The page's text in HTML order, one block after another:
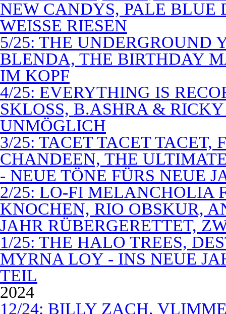
NEW CANDYS, PALE BLUE
WEISSE RIESEN
5/25: THE UNDERGROUND
BLENDA, THE BIRTHDAY
IM KOPF
4/25: EVERYTHING IS
SKLOSS, B.ASHRA &
UNMÖGLICH
3/25: TACET TACET TACET,
CHANDEEN, THE
- NEUE TÖNE FÜRS NEUE
2/25: LO-FI MELANCHOLIA
KNOCHEN, RIO OBSKUR,
JAHR RÜBERGERETTET,
1/25: THE HALO TREES,
MYRNA LOY - INS NEUE
TEIL
2024
12/24: BILLY ZACH,